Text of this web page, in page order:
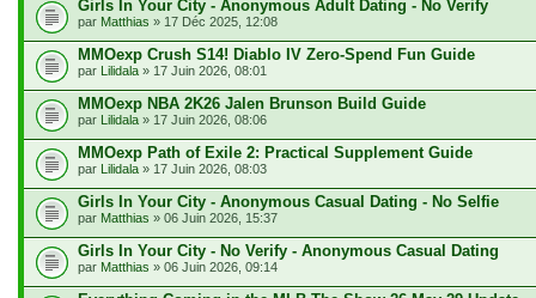
Girls In Your City - Anonymous Adult Dating - No Verify
par Matthias » 17 Déc 2025, 12:08
MMOexp Crush S14! Diablo IV Zero‑Spend Fun Guide
par Lilidala » 17 Juin 2026, 08:01
MMOexp NBA 2K26 Jalen Brunson Build Guide
par Lilidala » 17 Juin 2026, 08:06
MMOexp Path of Exile 2: Practical Supplement Guide
par Lilidala » 17 Juin 2026, 08:03
Girls In Your City - Anonymous Casual Dating - No Selfie
par Matthias » 06 Juin 2026, 15:37
Girls In Your City - No Verify - Anonymous Casual Dating
par Matthias » 06 Juin 2026, 09:14